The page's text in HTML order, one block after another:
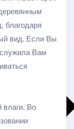
благодаря
вид. Если Вы
Вам
влаги. Во